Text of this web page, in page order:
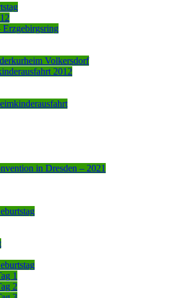
Erzgebirgsring
Volkersdorf
2012
in Dresden – 2021
1
2